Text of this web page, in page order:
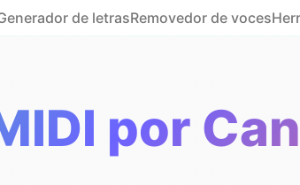
de letrasRemovedor de voces
por